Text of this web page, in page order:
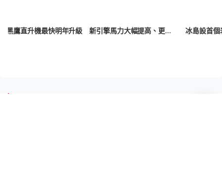
美軍黑鷹直升機最快明年升級 新引擎馬力大幅提高、更省油